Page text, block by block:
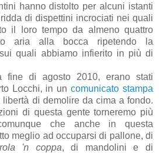
hanno distolto per alcuni istanti
di dispettini incrociati nei quali
il loro tempo da almeno quattro
aria alla bocca ripetendo la
quali abbiamo infierito in più di
fine di agosto 2010, erano stati
Locchi, in uncomunicato stampa
di demolire da cima a fondo.
di questa gente torneremo più
che anche in questa
meglio ad occuparsi di pallone, di
'n coppa, di mandolini e di